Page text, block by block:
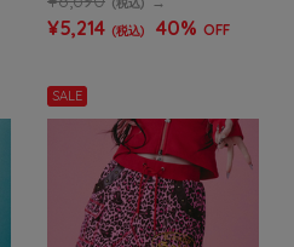
¥5,214 (税込) 40% OFF
SALE